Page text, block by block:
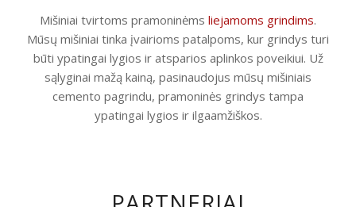
Mišiniai tvirtoms pramoninėms liejamoms grindims.
Mūsų mišiniai tinka įvairioms patalpoms, kur grindys turi
būti ypatingai lygios ir atsparios aplinkos poveikiui. Už
sąlyginai mažą kainą, pasinaudojus mūsų mišiniais
cemento pagrindu, pramoninės grindys tampa
ypatingai lygios ir ilgaamžiškos.